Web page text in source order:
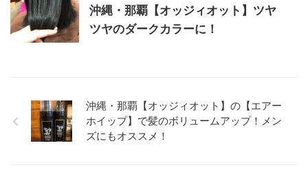
沖縄・那覇【オッジィオット】ツヤ
ツヤのダークカラーに！
沖縄・那覇【オッジィオット】の【エアー
ホイップ】で髪のボリュームアップ！メン
ズにもオススメ！